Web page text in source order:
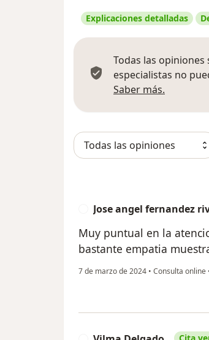
Explicaciones detalladas
Todas las
especialistas no
Saber más.
Jose angel fernandez
Muy puntual en la
bastante empatia
7 de marzo de 2024 • Consulta online